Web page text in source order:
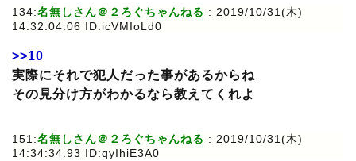
134:名無しさん＠２ろぐちゃんねる : 2019/10/31(木)
14:32:04.06 ID:icVMIoLd0
>>10
実際にそれで犯人だった事があるからね
その見分け方がわかるなら教えてくれよ
151:名無しさん＠２ろぐちゃんねる : 2019/10/31(木)
14:34:34.93 ID:qyIhiE3A0